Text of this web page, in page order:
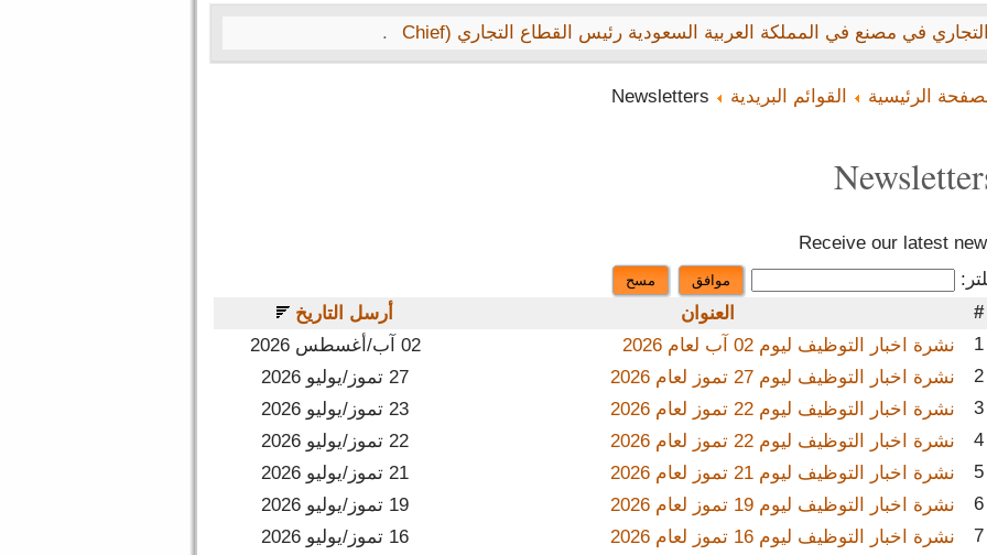
.
فرصة قيادية مميزة | رئيس القطاع التجاري في مصنع في المملكة العربية السعودية رئيس القطاع التجاري (Chief
A leading company Dubai, UAE is seeking job vacancies:
A leading company Dubai, UAE is seeking job vacancies:
A leading company Dubai, UAE is seeking job vacancies: QS
A leading company Dubai, UAE is seeking job vacancies: Draftsman
A leading company Dubai, UAE is seeking job vacancies: Site
A leading company Dubai, UAE is seeking job vacancies:
A leading company Dubai, UAE is seeking job vacancies:
الرئيسية القوائم البريدية
Receive our latest
موافق مسح
# العنوان أرسل التاريخ
1 نشرة اخبار التوظيف ليوم 02 آب لعام 2026
02 آب/أغسطس 2026
2
نشرة اخبار التوظيف ليوم 27 تموز لعام 2026
27 تموز/يوليو 2026
3
نشرة اخبار التوظيف ليوم 22 تموز لعام 2026
23 تموز/يوليو 2026
4
نشرة اخبار التوظيف ليوم 22 تموز لعام 2026
22 تموز/يوليو 2026
5
نشرة اخبار التوظيف ليوم 21 تموز لعام 2026
21 تموز/يوليو 2026
6
نشرة اخبار التوظيف ليوم 19 تموز لعام 2026
19 تموز/يوليو 2026
7
نشرة اخبار التوظيف ليوم 16 تموز لعام 2026
16 تموز/يوليو 2026